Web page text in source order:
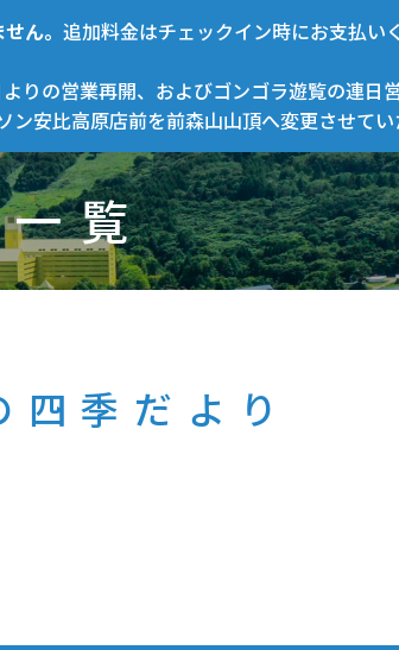
せん。追加料金はチェックイン時にお支払い
りの営業再開、およびゴンゴラ遊覧の連日
安比高原店前を前森山山頂へ変更させてい
覧
季だより